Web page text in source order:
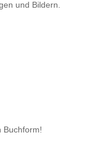
und Bildern.
Buchform!